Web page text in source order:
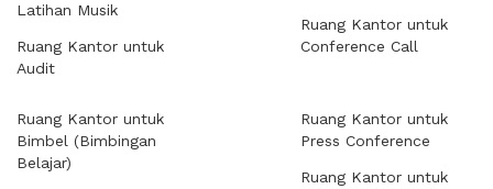
Latihan Musik
Ruang Kantor untuk
Audit
Ruang Kantor untuk
Conference Call
Ruang Kantor untuk
Bimbel (Bimbingan
Belajar)
Ruang Kantor untuk
Press Conference
Ruang Kantor untuk